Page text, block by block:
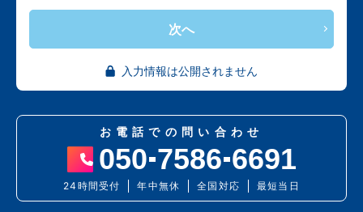
次へ
入力情報は公開されません
お電話での問い合わせ
050 7586 6691
24時間受付 年中無休 全国対応 最短当日